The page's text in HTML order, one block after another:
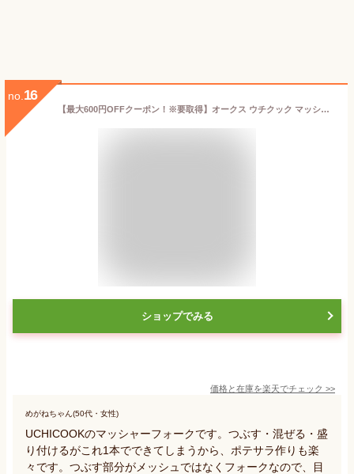
no. 16
【最大600円OFFクーポン！※要取得】オークス ウチクック マッシャーフォーク UCS8 マッシャー つぶす 混ぜる すくう ゆで卵 ポテトサラダ マッシュポテト ステンレス 食洗機OK UCHICOOK AUX 日本製 (P5)
ショップでみる
価格と在庫を楽天でチェック >>
めがねちゃん(50代・女性)
UCHICOOKのマッシャーフォークです。つぶす・混ぜる・盛
り付けるがこれ1本でできてしまうから、ポテサラ作りも楽
々です。つぶす部分がメッシュではなくフォークなので、目